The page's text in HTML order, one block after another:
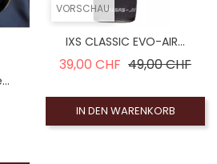
VORSCHAU
IXS CLASSIC EVO-AIR...
39,00 CHF Verkaufspreis
49,00 CHF
IN DEN WARENKORB